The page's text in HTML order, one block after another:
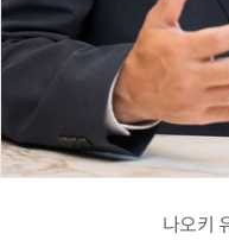
나오키